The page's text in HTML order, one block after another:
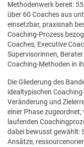
Methodenwerk bereit:
über 60 Coaches aus
einsetzbar, praxisnah
Coaching-Prozess
Coaches, Executive
Supervisorinnen,
Coaching-Methoden in
Die Gliederung des
idealtypischen
Veränderung und
einer Phase
laufenden
dabei bewusst gewählt:
Ansätze,